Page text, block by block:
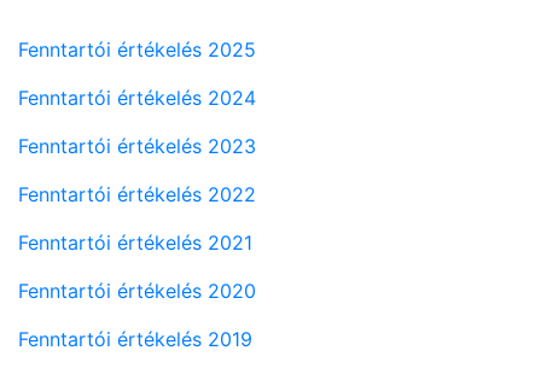
Fenntartói értékelés 2025
Fenntartói értékelés 2024
Fenntartói értékelés 2023
Fenntartói értékelés 2022
Fenntartói értékelés 2021
Fenntartói értékelés 2020
Fenntartói értékelés 2019